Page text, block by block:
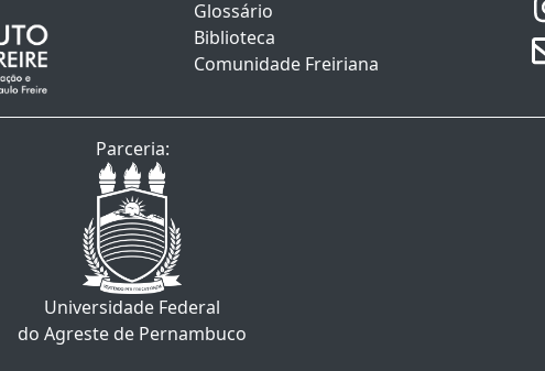
Glossário
Biblioteca
Comunidade Freiriana
Parceria:
Universidade Federal
do Agreste de Pernambuco